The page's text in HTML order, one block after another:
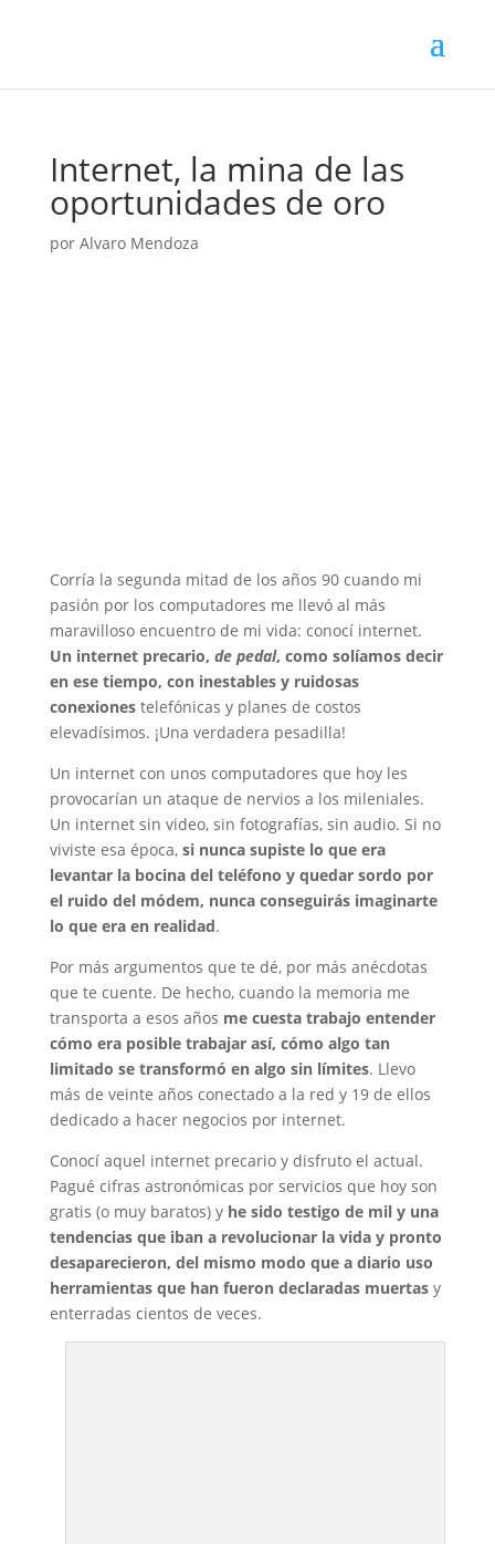
Internet, la mina de las
oportunidades de oro
por Alvaro Mendoza
Corría la segunda mitad de los años 90 cuando mi
pasión por los computadores me llevó al más
maravilloso encuentro de mi vida: conocí internet.
Un internet precario, de pedal, como solíamos decir
en ese tiempo, con inestables y ruidosas
conexionestelefónicas y planes de costos
elevadísimos. ¡Una verdadera pesadilla!
Un internet con unos computadores que hoy les
provocarían un ataque de nervios a los mileniales.
Un internet sin video, sin fotografías, sin audio. Si no
viviste esa época, si nunca supiste lo que era
levantar la bocina del teléfono y quedar sordo por
el ruido del módem, nunca conseguirás imaginarte
lo que era en realidad.
Por más argumentos que te dé, por más anécdotas
que te cuente. De hecho, cuando la memoria me
transporta a esos años me cuesta trabajo entender
cómo era posible trabajar así, cómo algo tan
limitado se transformó en algo sin límites. Llevo
más de veinte años conectado a la red y 19 de ellos
dedicado a hacer negocios por internet.
Conocí aquel internet precario y disfruto el actual.
Pagué cifras astronómicas por servicios que hoy son
gratis (o muy baratos) y he sido testigo de mil y una
tendencias que iban a revolucionar la vida y pronto
desaparecieron, del mismo modo que a diario uso
herramientas que han fueron declaradas muertasy
enterradas cientos de veces.